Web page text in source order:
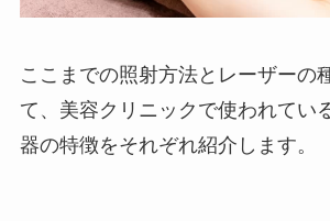
ここまでの照射方法とレーザーの
て、美容クリニックで使われてい
器の特徴をそれぞれ紹介します。